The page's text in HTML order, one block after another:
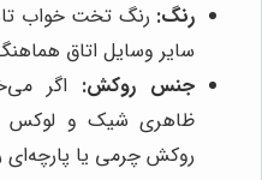
رنگ: رنگ تخت خواب
سایر وسایل اتاق
جنس روکش: اگر
ظاهری شیک و لوکس
روکش چرمی یا پارچه‌ای